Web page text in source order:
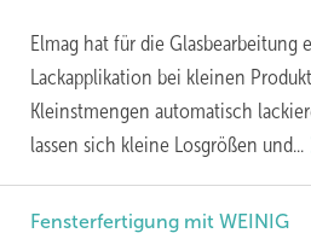
Elmag hat für die
Lackapplikation bei kleinen
Kleinstmengen automatisch
lassen sich kleine Losgrößen und...
Fensterfertigung mit WEINIG